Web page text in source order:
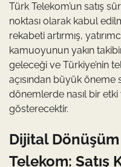
Türk Telekom’un satış
noktası olarak kabul
rekabeti artırmış,
kamuoyunun yakın
geleceği ve Türkiye’nin
açısından büyük
dönemlerde nasıl bir etki
gösterecektir.
Dijital Dönüşüm
Telekom: Satış